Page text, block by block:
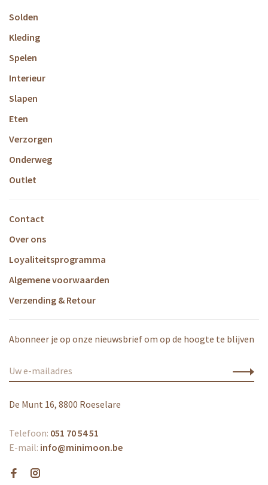
Solden
Kleding
Spelen
Interieur
Slapen
Eten
Verzorgen
Onderweg
Outlet
Contact
Over ons
Loyaliteitsprogramma
Algemene voorwaarden
Verzending & Retour
Abonneer je op onze nieuwsbrief om op de hoogte te blijven
De Munt 16, 8800 Roeselare
Telefoon: 051 70 54 51
E-mail: info@minimoon.be